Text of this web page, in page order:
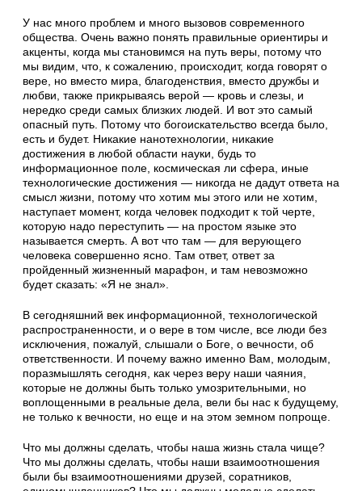
У нас много проблем и много вызовов современного
общества. Очень важно понять правильные ориентиры и
акценты, когда мы становимся на путь веры, потому что
мы видим, что, к сожалению, происходит, когда говорят о
вере, но вместо мира, благоденствия, вместо дружбы и
любви, также прикрываясь верой — кровь и слезы, и
нередко среди самых близких людей. И вот это самый
опасный путь. Потому что богоискательство всегда было,
есть и будет. Никакие нанотехнологии, никакие
достижения в любой области науки, будь то
информационное поле, космическая ли сфера, иные
технологические достижения — никогда не дадут ответа на
смысл жизни, потому что хотим мы этого или не хотим,
наступает момент, когда человек подходит к той черте,
которую надо переступить — на простом языке это
называется смерть. А вот что там — для верующего
человека совершенно ясно. Там ответ, ответ за
пройденный жизненный марафон, и там невозможно
будет сказать: «Я не знал».
В сегодняшний век информационной, технологической
распространенности, и о вере в том числе, все люди без
исключения, пожалуй, слышали о Боге, о вечности, об
ответственности. И почему важно именно Вам, молодым,
поразмышлять сегодня, как через веру наши чаяния,
которые не должны быть только умозрительными, но
воплощенными в реальные дела, вели бы нас к будущему,
не только к вечности, но еще и на этом земном попроще.
Что мы должны сделать, чтобы наша жизнь стала чище?
Что мы должны сделать, чтобы наши взаимоотношения
были бы взаимоотношениями друзей, соратников,